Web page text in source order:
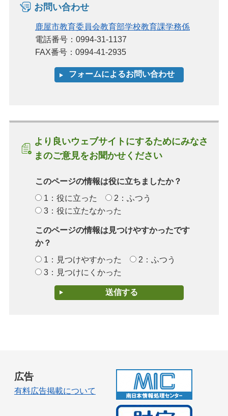
お問い合わせ
鹿屋市教育委員会教育部学校教育課学務係
電話番号：0994-31-1137
FAX番号：0994-41-2935
より良いウェブサイトにするためにみなさ
まのご意見をお聞かせください
このページの情報は役に立ちましたか？
1：役に立った
2：ふつう
3：役に立たなかった
このページの情報は見つけやすかったです
か？
1：見つけやすかった
2：ふつう
3：見つけにくかった
広告
有料広告掲載について